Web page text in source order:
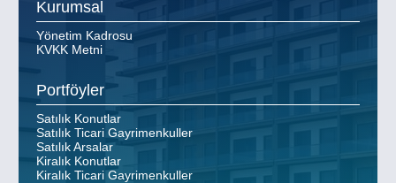
Kurumsal
Yönetim Kadrosu
KVKK Metni
Portföyler
Satılık Konutlar
Satılık Ticari Gayrimenkuller
Satılık Arsalar
Kiralık Konutlar
Kiralık Ticari Gayrimenkuller